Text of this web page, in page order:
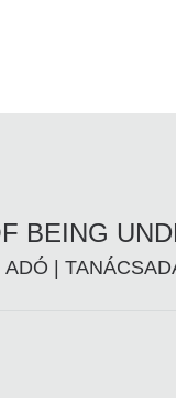
BEING
|